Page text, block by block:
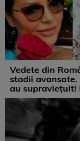
Vedete din
stadii
au supravieţuit!